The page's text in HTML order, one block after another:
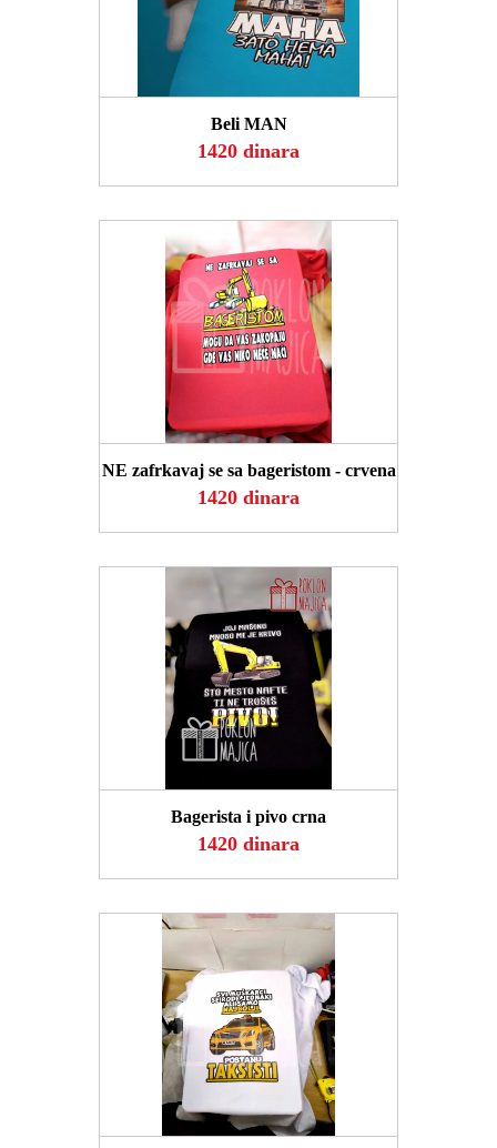
POGLEDAJ
Beli MAN
1420 dinara
NE zafrkavaj se sa bageristom - crvena
1420 dinara
POGLEDAJ
Bagerista i pivo crna
1420 dinara
POGLEDAJ